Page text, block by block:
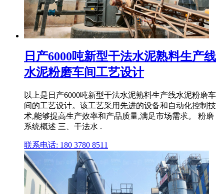
日产6000吨新型干法水泥熟料生产线
水泥粉磨车间工艺设计
以上是日产6000吨新型干法水泥熟料生产线水泥粉磨车
间的工艺设计。该工艺采用先进的设备和自动化控制技
术,能够提高生产效率和产品质量,满足市场需求。 粉磨
系统概述 三、干法水 .
联系电话: 180 3780 8511